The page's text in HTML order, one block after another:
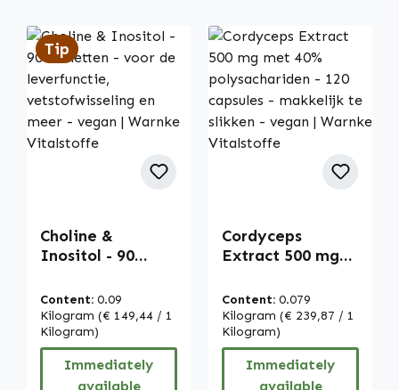
Tip
Choline &
Inositol - 90
de leverfunctie,
vetstofwisseling
en meer - vegan |
Warnke
Vitalstoffe
Content: 0.09
Kilogram (€ 149,44 / 1
Kilogram)
Immediately
available
Cordyceps
Extract 500 mg
polysachariden -
120 capsules -
makkelijk te
slikken - vegan |
Warnke
Content: 0.079
Kilogram (€ 239,87 / 1
Kilogram)
Immediately
available